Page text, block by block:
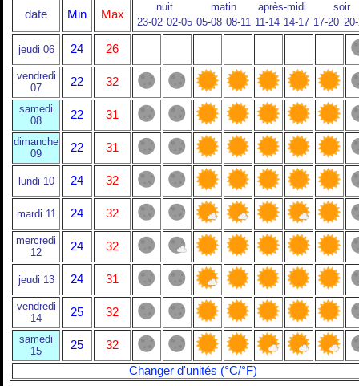
date Min Max
nuit matin après-midi
soir
23-02 02-05 05-08 08-11 11-14 14-17 17-20
jeudi 06 24 26
vendredi
07
22 32
samedi
08
22 31
dimanche
09
22 31
lundi 10 24 32
mardi 11 24 32
mercredi
12
24 32
jeudi 13 24 31
vendredi
14
25 32
samedi
15
25
32
Changer d'unités (°C/°F)